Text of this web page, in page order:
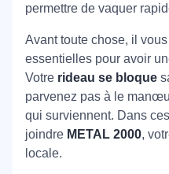
permettre de vaquer
Avant toute chose, il
essentielles pour avoir
Votre rideau se bloque
parvenez pas à le
qui surviennent. Dans
joindre METAL 2000,
locale.